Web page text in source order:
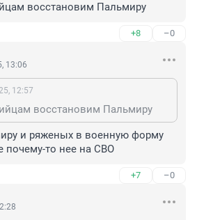
восстановим Пальмиру
+8 –0
13:06
12:57
восстановим Пальмиру
и ряженых в военную форму
почему-то нее на СВО
+7 –0